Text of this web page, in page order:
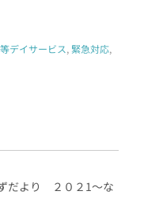
デイサービス, 緊急対応,
だより ２０２1～な